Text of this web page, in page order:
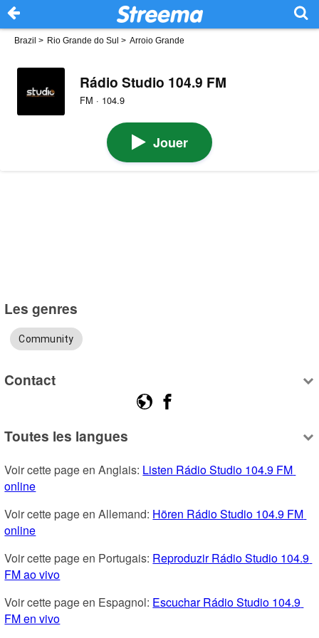
Brazil > Rio Grande do Sul > Arroio Grande
Rádio Studio 104.9 FM
FM · 104.9
Jouer
Les genres
Community
Contact
Toutes les langues
Voir cette page en Anglais: Listen Rádio Studio 104.9 FM
online
Voir cette page en Allemand: Hören Rádio Studio 104.9 FM
online
Voir cette page en Portugais: Reproduzir Rádio Studio 104.9
FM ao vivo
Voir cette page en Espagnol: Escuchar Rádio Studio 104.9
FM en vivo